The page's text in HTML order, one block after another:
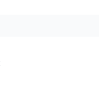
disabled />